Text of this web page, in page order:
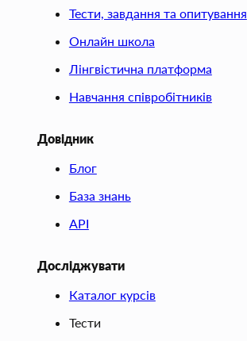
Тести, завдання та опитування
Онлайн школа
Лінгвістична платформа
Навчання співробітників
Довідник
Блог
База знань
API
Досліджувати
Каталог курсів
Тести